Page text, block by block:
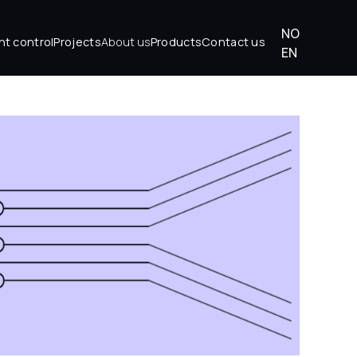
controlProjectsAbout usProductsContact us
NO
EN